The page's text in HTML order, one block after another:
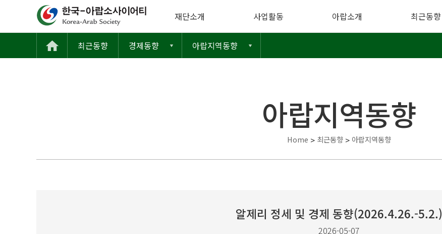
재단소개 사업활동 아랍소개 최근동향
최근동향 경제동향 아랍지역동향
아랍지역동향
Home > 최근동향 > 아랍지역동향
알제리 정세 및 경제 동향(2026.4.26.-5.2.)
2026-05-07